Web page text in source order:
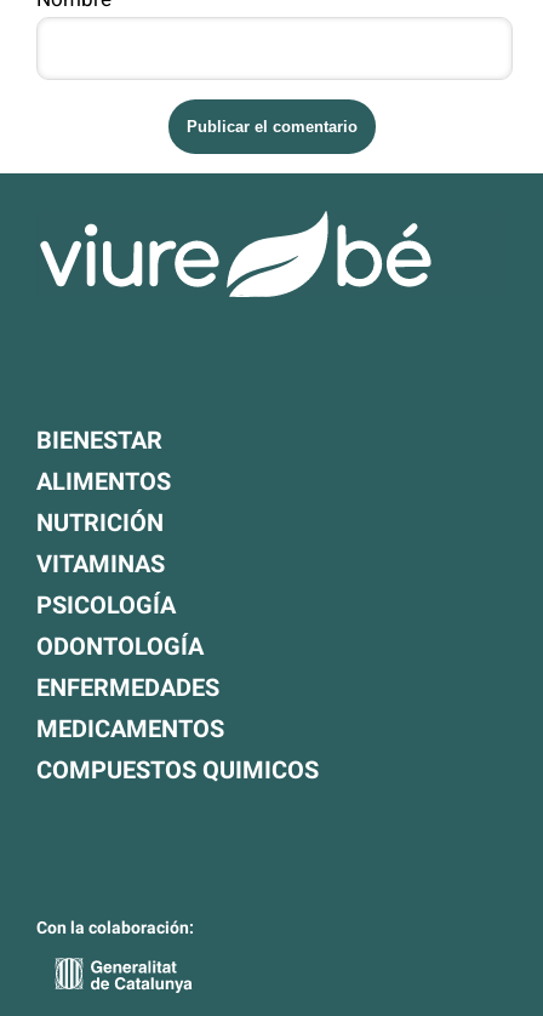
BIENESTAR
ALIMENTOS
NUTRICIÓN
VITAMINAS
PSICOLOGÍA
ODONTOLOGÍA
ENFERMEDADES
MEDICAMENTOS
COMPUESTOS QUIMICOS
Con la colaboración: